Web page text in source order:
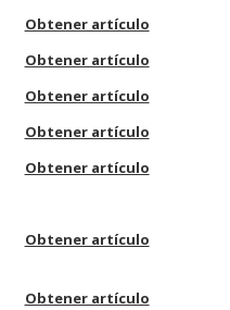
Obtener artículo
Obtener artículo
Obtener artículo
Obtener artículo
Obtener artículo
Obtener artículo
Obtener artículo